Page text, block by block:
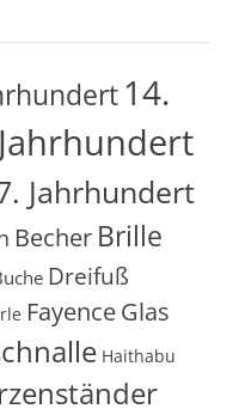
14.
Jahrhundert
Becher Brille
Dreifuß
FayenceGlas
Haithabu